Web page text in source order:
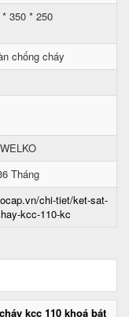
* 350 * 250
chống cháy
WELKO
Tháng
chi-tiet/ket-sat-
kcc-110-kc
kcc 110 khoá bát